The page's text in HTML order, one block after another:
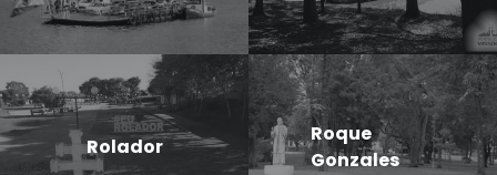
Rolador
Roque
Gonzales